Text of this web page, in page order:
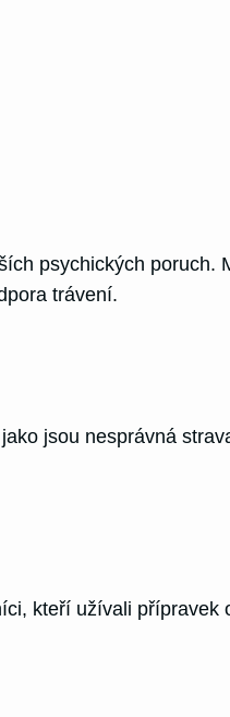
psychických poruch.
trávení.
jsou nesprávná
kteří užívali přípravek